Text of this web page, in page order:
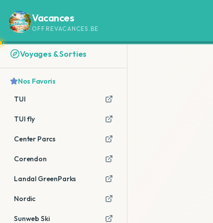
Vacances
OFFREVACANCES.BE
Voyages & Sorties
Nos Favoris
TUI
TUI fly
Center Parcs
Corendon
Landal GreenParks
Nordic
Sunweb Ski